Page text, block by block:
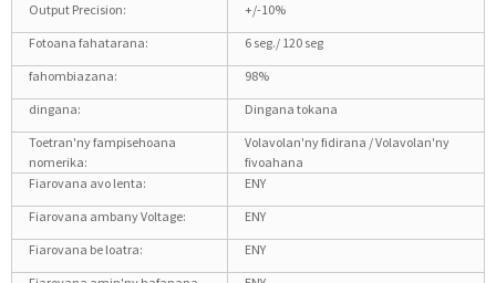
Output Precision:
+/-10%
Fotoana fahatarana:
6 seg./ 120 seg
fahombiazana:
98%
dingana:
Dingana tokana
Toetran'ny fampisehoana
nomerika:
Volavolan'ny fidirana / Volavolan'ny
fivoahana
Fiarovana avo lenta:
ENY
Fiarovana ambany Voltage:
ENY
Fiarovana be loatra:
ENY